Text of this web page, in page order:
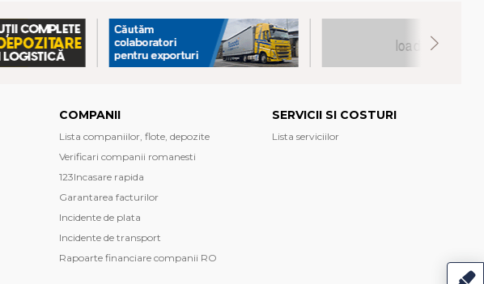
COMPANII
Lista companiilor, flote, depozite
Verificari companii romanesti
123Incasare rapida
Garantarea facturilor
Incidente de plata
Incidente de transport
Rapoarte financiare companii RO
SERVICII SI COSTURI
Lista serviciilor